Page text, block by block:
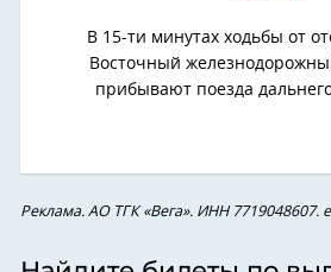
В 15-ти минутах ходьбы от
Восточный
прибывают поезда
Реклама. АО ТГК «Вега». ИНН 7719048607.